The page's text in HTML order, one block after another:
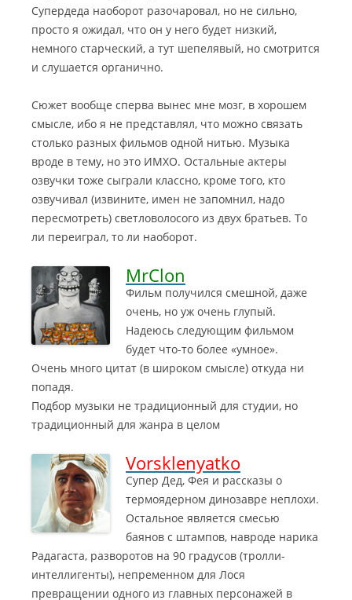
Супердеда наоборот разочаровал, но не сильно,
просто я ожидал, что он у него будет низкий,
немного старческий, а тут шепелявый, но смотрится
и слушается органично.
Сюжет вообще сперва вынес мне мозг, в хорошем
смысле, ибо я не представлял, что можно связать
столько разных фильмов одной нитью. Музыка
вроде в тему, но это ИМХО. Остальные актеры
озвучки тоже сыграли классно, кроме того, кто
озвучивал (извините, имен не запомнил, надо
пересмотреть) светловолосого из двух братьев. То
ли переиграл, то ли наоборот.
MrClon
Фильм получился смешной, даже
очень, но уж очень глупый.
Надеюсь следующим фильмом
будет что-то более «умное».
Очень много цитат (в широком смысле) откуда ни
попадя.
Подбор музыки не традиционный для студии, но
традиционный для жанра в целом
Vorsklenyatko
Супер Дед, Фея и рассказы о
термоядерном динозавре неплохи.
Остальное является смесью
баянов с штампов, навроде нарика
Радагаста, разворотов на 90 градусов (тролли-
интеллигенты), непременном для Лося
превращении одного из главных персонажей в